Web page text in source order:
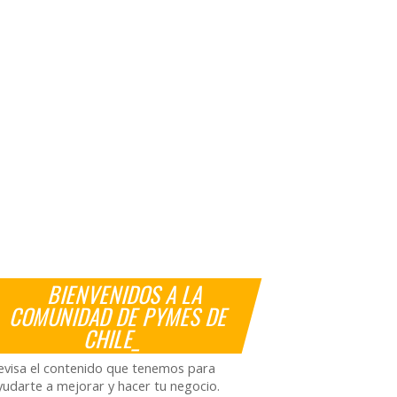
BIENVENIDOS A LA
COMUNIDAD DE PYMES DE
CHILE_
el contenido que tenemos para
a mejorar y hacer tu negocio.